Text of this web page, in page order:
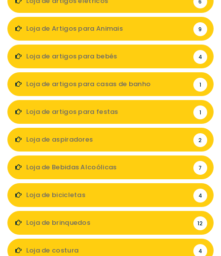
6
Loja de Artigos para Animais 9
Loja de artigos para bebés 4
Loja de artigos para casas de banho 1
Loja de artigos para festas 1
Loja de aspiradores 2
Loja de Bebidas Alcoólicas 7
Loja de bicicletas 4
Loja de brinquedos 12
Loja de costura 4